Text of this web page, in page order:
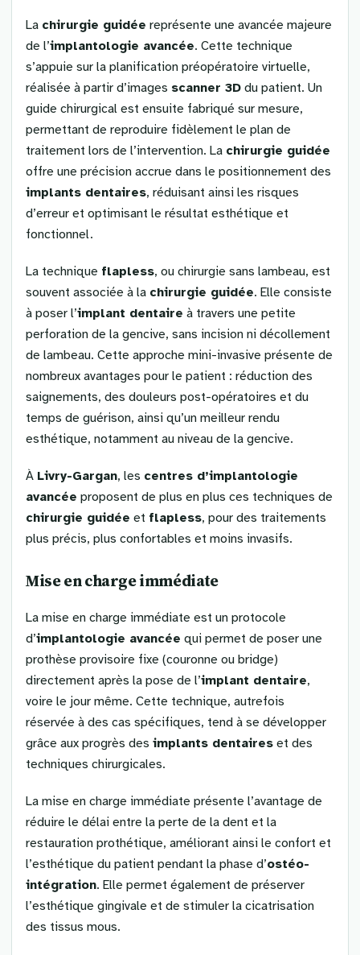
La chirurgie guidée représente une avancée majeure
de l’implantologie avancée. Cette technique
s’appuie sur la planification préopératoire virtuelle,
réalisée à partir d’images scanner 3D du patient. Un
guide chirurgical est ensuite fabriqué sur mesure,
permettant de reproduire fidèlement le plan de
traitement lors de l’intervention. La chirurgie guidée
offre une précision accrue dans le positionnement des
implants dentaires, réduisant ainsi les risques
d’erreur et optimisant le résultat esthétique et
fonctionnel.
La technique flapless, ou chirurgie sans lambeau, est
souvent associée à la chirurgie guidée. Elle consiste
à poser l’implant dentaire à travers une petite
perforation de la gencive, sans incision ni décollement
de lambeau. Cette approche mini-invasive présente de
nombreux avantages pour le patient : réduction des
saignements, des douleurs post-opératoires et du
temps de guérison, ainsi qu’un meilleur rendu
esthétique, notamment au niveau de la gencive.
À Livry-Gargan, les centres d’implantologie
avancée proposent de plus en plus ces techniques de
chirurgie guidée et flapless, pour des traitements
plus précis, plus confortables et moins invasifs.
Mise en charge immédiate
La mise en charge immédiate est un protocole
d’implantologie avancée qui permet de poser une
prothèse provisoire fixe (couronne ou bridge)
directement après la pose de l’implant dentaire,
voire le jour même. Cette technique, autrefois
réservée à des cas spécifiques, tend à se développer
grâce aux progrès des implants dentaires et des
techniques chirurgicales.
La mise en charge immédiate présente l’avantage de
réduire le délai entre la perte de la dent et la
restauration prothétique, améliorant ainsi le confort et
l’esthétique du patient pendant la phase d’ostéo-
intégration. Elle permet également de préserver
l’esthétique gingivale et de stimuler la cicatrisation
des tissus mous.